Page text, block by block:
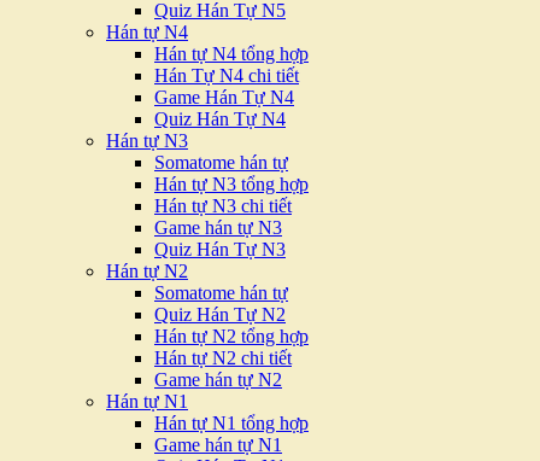
Quiz Hán Tự N5
Hán tự N4
Hán tự N4 tổng hợp
Hán Tự N4 chi tiết
Game Hán Tự N4
Quiz Hán Tự N4
Hán tự N3
Somatome hán tự
Hán tự N3 tổng hợp
Hán tự N3 chi tiết
Game hán tự N3
Quiz Hán Tự N3
Hán tự N2
Somatome hán tự
Quiz Hán Tự N2
Hán tự N2 tổng hợp
Hán tự N2 chi tiết
Game hán tự N2
Hán tự N1
Hán tự N1 tổng hợp
Game hán tự N1